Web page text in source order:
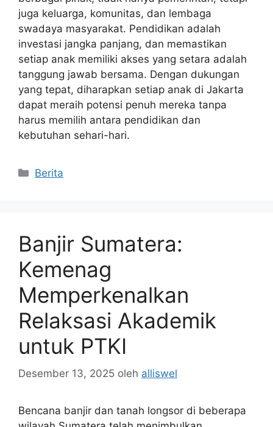
juga keluarga, komunitas, dan lembaga
swadaya masyarakat. Pendidikan adalah
investasi jangka panjang, dan memastikan
setiap anak memiliki akses yang setara adalah
tanggung jawab bersama. Dengan dukungan
yang tepat, diharapkan setiap anak di Jakarta
dapat meraih potensi penuh mereka tanpa
harus memilih antara pendidikan dan
kebutuhan sehari-hari.
Kategori
Berita
Banjir Sumatera:
Kemenag
Memperkenalkan
Relaksasi Akademik
untuk PTKI
Desember 13, 2025 oleh alliswel
Bencana banjir dan tanah longsor di beberapa